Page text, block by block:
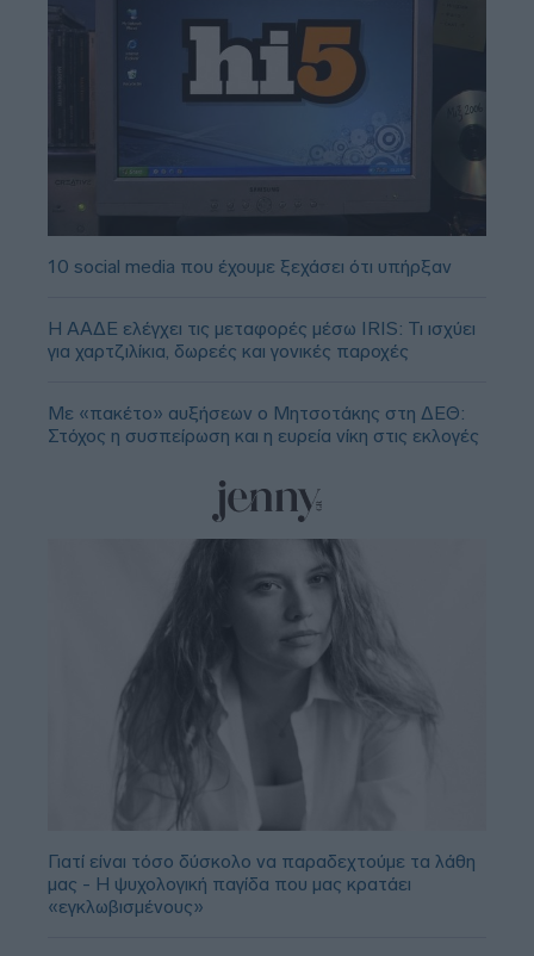
10 social media που έχουμε ξεχάσει ότι υπήρξαν
Η ΑΑΔΕ ελέγχει τις μεταφορές μέσω IRIS: Τι ισχύει
για χαρτζιλίκια, δωρεές και γονικές παροχές
Με «πακέτο» αυξήσεων ο Μητσοτάκης στη ΔΕΘ:
Στόχος η συσπείρωση και η ευρεία νίκη στις εκλογές
Γιατί είναι τόσο δύσκολο να παραδεχτούμε τα λάθη
μας - Η ψυχολογική παγίδα που μας κρατάει
«εγκλωβισμένους»